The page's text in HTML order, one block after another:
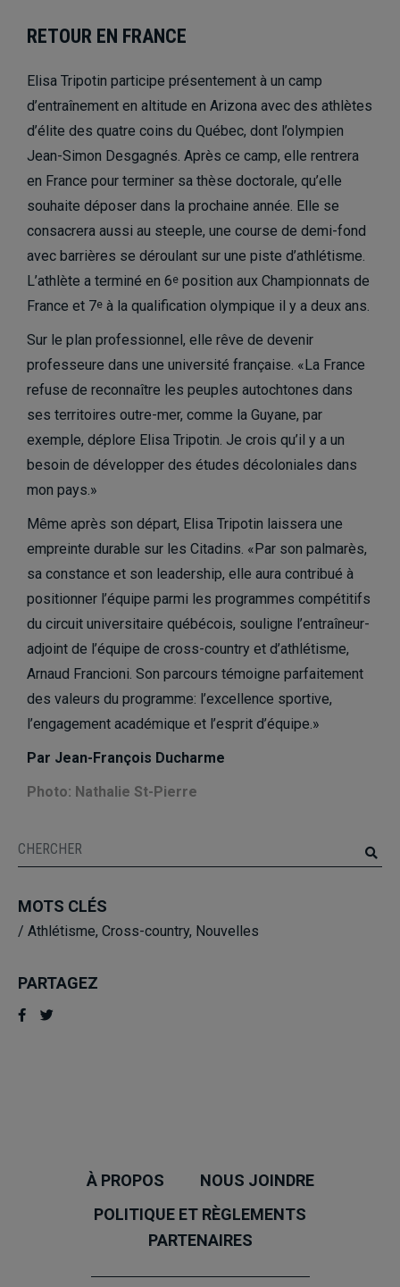
RETOUR EN FRANCE
Elisa Tripotin participe présentement à un camp
d’entraînement en altitude en Arizona avec des athlètes
d’élite des quatre coins du Québec, dont l’olympien
Jean-Simon Desgagnés. Après ce camp, elle rentrera
en France pour terminer sa thèse doctorale, qu’elle
souhaite déposer dans la prochaine année. Elle se
consacrera aussi au steeple, une course de demi-fond
avec barrières se déroulant sur une piste d’athlétisme.
L’athlète a terminé en 6e position aux Championnats de
France et 7e à la qualification olympique il y a deux ans.
Sur le plan professionnel, elle rêve de devenir
professeure dans une université française. «La France
refuse de reconnaître les peuples autochtones dans
ses territoires outre-mer, comme la Guyane, par
exemple, déplore Elisa Tripotin. Je crois qu’il y a un
besoin de développer des études décoloniales dans
mon pays.»
Même après son départ, Elisa Tripotin laissera une
empreinte durable sur les Citadins. «Par son palmarès,
sa constance et son leadership, elle aura contribué à
positionner l’équipe parmi les programmes compétitifs
du circuit universitaire québécois, souligne l’entraîneur-
adjoint de l’équipe de cross-country et d’athlétisme,
Arnaud Francioni. Son parcours témoigne parfaitement
des valeurs du programme: l’excellence sportive,
l’engagement académique et l’esprit d’équipe.»
Par Jean-François Ducharme
Photo: Nathalie St-Pierre
MOTS CLÉS
/ Athlétisme, Cross-country, Nouvelles
PARTAGEZ
À PROPOS
NOUS JOINDRE
POLITIQUE ET RÈGLEMENTS
PARTENAIRES